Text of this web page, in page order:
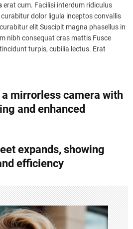
erat cum. Facilisi interdum ridiculus
dolor ligula inceptos convallis
elit Suscipit magna phasellus in
nibh consequat cras mattis Fusce
turpis, cubilia lectus. Erat
mirrorless camera with
and enhanced
expands, showing
efficiency